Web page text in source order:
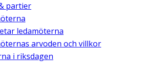
partier
ledamöterna
arvoden och villkor
i riksdagen